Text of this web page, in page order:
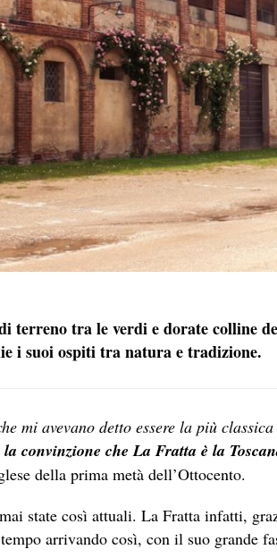
terreno tra le verdi e dorate colline
i suoi ospiti tra natura e tradizione.
mi avevano detto essere la più
convinzione che La Fratta è la
della prima metà dell’Ottocento.
state così attuali. La Fratta infatti,
arrivando così, con il suo grande